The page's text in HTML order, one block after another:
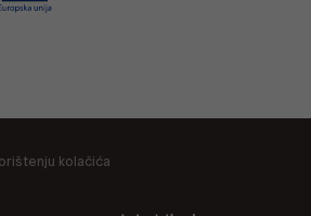
kolačića